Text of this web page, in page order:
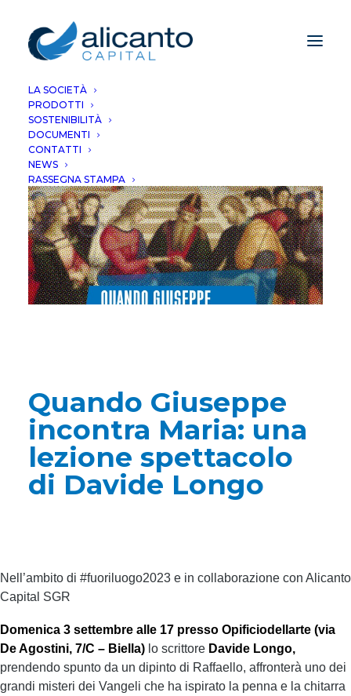
LA SOCIETÀ
PRODOTTI
SOSTENIBILITÀ
DOCUMENTI
CONTATTI
NEWS
RASSEGNA STAMPA
Quando Giuseppe
incontra Maria: una
lezione spettacolo
di Davide Longo
Nell’ambito di #fuoriluogo2023 e in collaborazione con Alicanto
Capital SGR
Domenica 3 settembre alle 17 presso Opificiodellarte (via
De Agostini, 7/C – Biella) lo scrittore Davide Longo,
prendendo spunto da un dipinto di Raffaello, affronterà uno dei
grandi misteri dei Vangeli che ha ispirato la penna e la chitarra